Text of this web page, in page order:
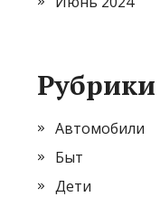
Рубрики
Автомобили
Быт
Дети